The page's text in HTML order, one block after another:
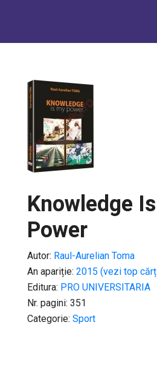
Knowledge
Power
Autor: Raul-Aurelian Toma
An apariție: 2015 (vezi top
Editura: PRO UNIVERSITARIA
Nr. pagini: 351
Categorie: Sport